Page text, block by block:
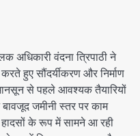
अधिकारी वंदना त्रिपाठी ने
हुए सौंदर्यीकरण और निर्माण
से पहले आवश्यक तैयारियों
जमीनी स्तर पर काम
हादसों के रूप में सामने आ रही